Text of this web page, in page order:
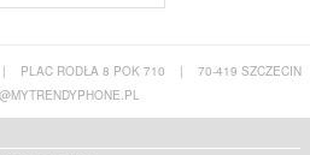
| PLAC RODŁA 8 POK 710 |
70-419 SZCZECIN